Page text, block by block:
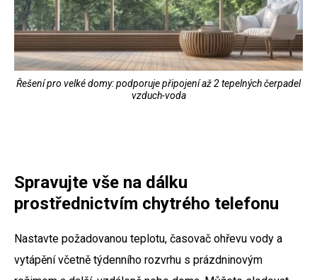
Řešení pro velké domy: podporuje připojení až 2 tepelných čerpadel
vzduch-voda
Spravujte vše na dálku
prostřednictvím chytrého telefonu
Nastavte požadovanou teplotu, časovač ohřevu vody a
vytápění včetně týdenního rozvrhu s prázdninovým